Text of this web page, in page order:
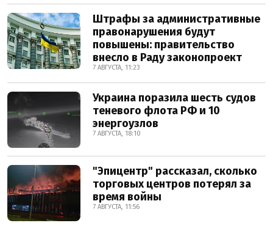
Штрафы за административные
правонарушения будут
повышены: правительство
внесло в Раду законопроект
7 АВГУСТА, 11:23
Украина поразила шесть судов
теневого флота РФ и 10
энергоузлов
7 АВГУСТА, 18:10
"Эпицентр" рассказал, сколько
торговых центров потерял за
время войны
7 АВГУСТА, 11:56